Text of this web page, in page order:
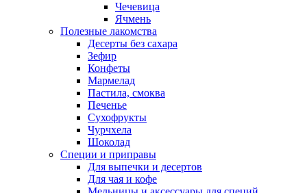
Чечевица
Ячмень
Полезные лакомства
Десерты без сахара
Зефир
Конфеты
Мармелад
Пастила, смоква
Печенье
Сухофрукты
Чурчхела
Шоколад
Специи и приправы
Для выпечки и десертов
Для чая и кофе